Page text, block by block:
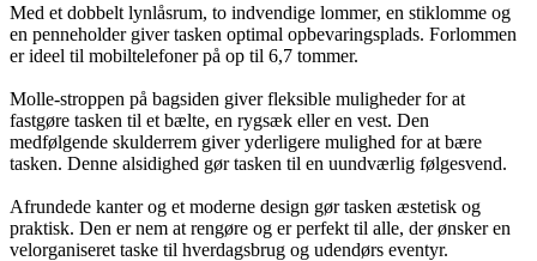
Med et dobbelt lynlåsrum, to indvendige lommer, en stiklomme og
en penneholder giver tasken optimal opbevaringsplads. Forlommen
er ideel til mobiltelefoner på op til 6,7 tommer.
Molle-stroppen på bagsiden giver fleksible muligheder for at
fastgøre tasken til et bælte, en rygsæk eller en vest. Den
medfølgende skulderrem giver yderligere mulighed for at bære
tasken. Denne alsidighed gør tasken til en uundværlig følgesvend.
Afrundede kanter og et moderne design gør tasken æstetisk og
praktisk. Den er nem at rengøre og er perfekt til alle, der ønsker en
velorganiseret taske til hverdagsbrug og udendørs eventyr.